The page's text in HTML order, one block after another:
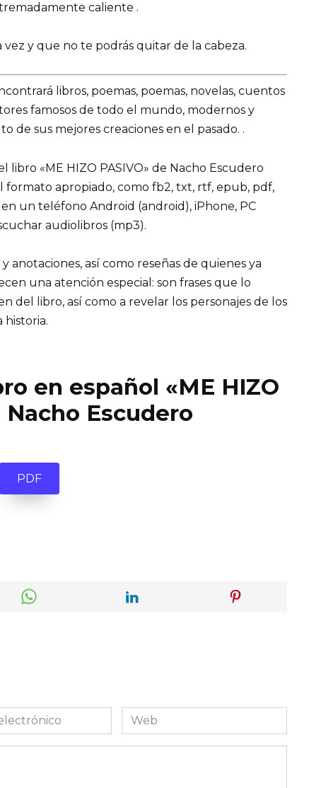
caliente .
y que no te podrás quitar de la cabeza.
libros, poemas, poemas, novelas, cuentos
famosos de todo el mundo, modernos y
de sus mejores creaciones en el pasado. .
«ME HIZO PASIVO» de Nacho Escudero
formato apropiado, como fb2, txt, rtf, epub, pdf,
un teléfono Android (android), iPhone, PC
audiolibros (mp3).
anotaciones, así como reseñas de quienes ya
una atención especial: son frases que lo
del libro, así como a revelar los personajes de los
historia.
en español «ME HIZO
Nacho Escudero
PDF
Web